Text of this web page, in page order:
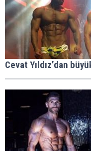
Cevat Yıldız’dan